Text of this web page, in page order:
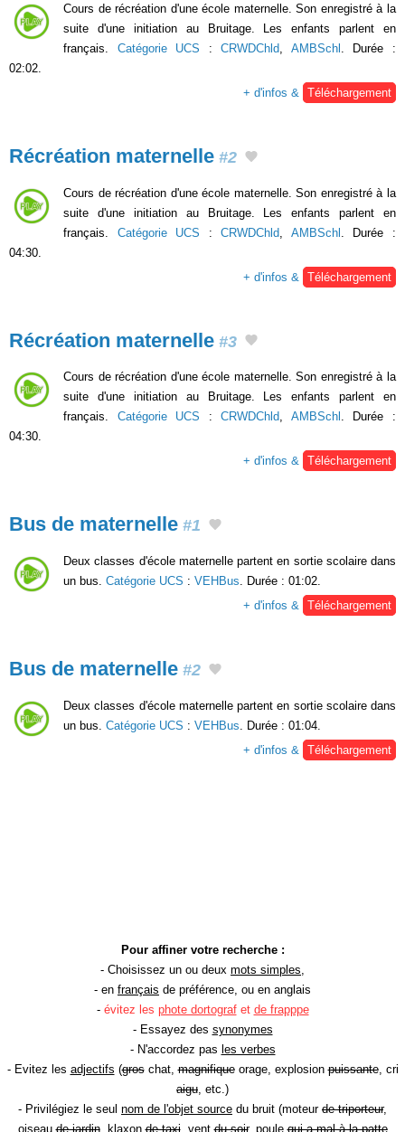
Cours de récréation d'une école maternelle. Son enregistré à la
suite d'une initiation au Bruitage. Les enfants parlent en
français. Catégorie UCS :CRWDChld AMBSchl
. Durée :
02:02.
+ d'infos &
Téléchargement
Récréation maternelle #2
Cours de récréation d'une école maternelle. Son enregistré à la
suite d'une initiation au Bruitage. Les enfants parlent en
français. Catégorie UCS :CRWDChld AMBSchl . Durée :
04:30.
+ d'infos &
Téléchargement
Récréation maternelle #3
Cours de récréation d'une école maternelle. Son enregistré à la
suite d'une initiation au Bruitage. Les enfants parlent en
français. Catégorie UCS :CRWDChld, AMBSchl . Durée :
04:30.
+ d'infos & Téléchargement
Bus de maternelle #1
Deux classes d'école maternelle partent en sortie scolaire dans
un bus. Catégorie UCS : VEHBus . Durée : 01:02.
+ d'infos &
Téléchargement
Bus de maternelle #2
Deux classes d'école maternelle partent en sortie scolaire dans
un bus. Catégorie UCS : VEHBus . Durée : 01:04.
+ d'infos &
Téléchargement
Pour affiner votre recherche :
- Choisissez un ou deux mots simples
- en français de préférence, ou en anglais
- évitez les phote dortografet de frapppe
- Essayez des synonymes
- N'accordez pas les verbes
- Evitez les adjectifs (groschat,magnifiqueorage, explosionpuissante, cri
aigu , etc.)
- Privilégiez le seul nom de l'objet source du bruit (moteur de triporteur,
oiseaude jardin, klaxonde taxi, ventdu soir, poulequi a mal à la patte